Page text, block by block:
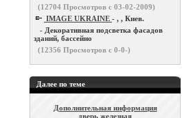
(12704 Просмотров с 03-02-2009)
IMAGE UKRAINE - , , Киев.
- Декоративная подсветка фасадов
зданий, бассейно
(12356 Просмотров с 0-0-)
Далее по теме
Дополнительная информация
дверь железная